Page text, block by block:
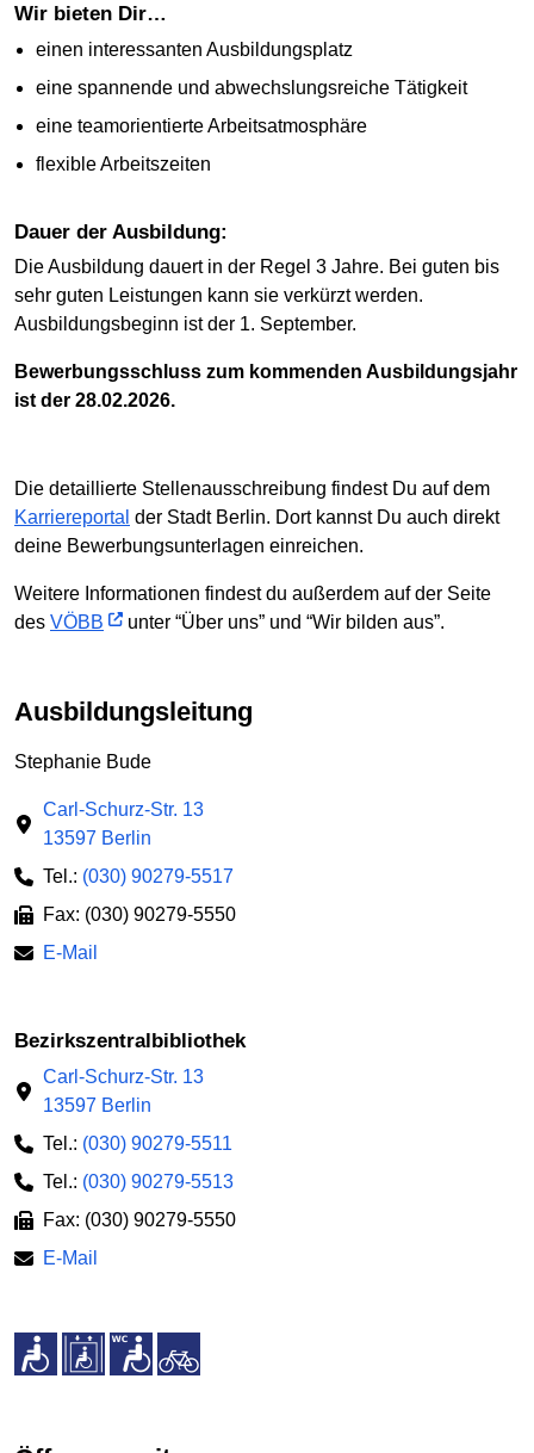
Wir bieten Dir…
einen interessanten Ausbildungsplatz
eine spannende und abwechslungsreiche Tätigkeit
eine teamorientierte Arbeitsatmosphäre
flexible Arbeitszeiten
Dauer der Ausbildung:
Die Ausbildung dauert in der Regel 3 Jahre. Bei guten bis
sehr guten Leistungen kann sie verkürzt werden.
Ausbildungsbeginn ist der 1. September.
Bewerbungsschluss zum kommenden Ausbildungsjahr
ist der 28.02.2026.
Die detaillierte Stellenausschreibung findest Du auf dem
Karriereportal der Stadt Berlin. Dort kannst Du auch direkt
deine Bewerbungsunterlagen einreichen.
Weitere Informationen findest du außerdem auf der Seite
des VÖBB unter “Über uns” und “Wir bilden aus”.
Ausbildungsleitung
Stephanie Bude
Carl-Schurz-Str. 13
13597 Berlin
Tel.: (030) 90279-5517
Fax: (030) 90279-5550
E-Mail
Bezirkszentralbibliothek
Carl-Schurz-Str. 13
13597 Berlin
Tel.: (030) 90279-5511
Tel.: (030) 90279-5513
Fax: (030) 90279-5550
E-Mail